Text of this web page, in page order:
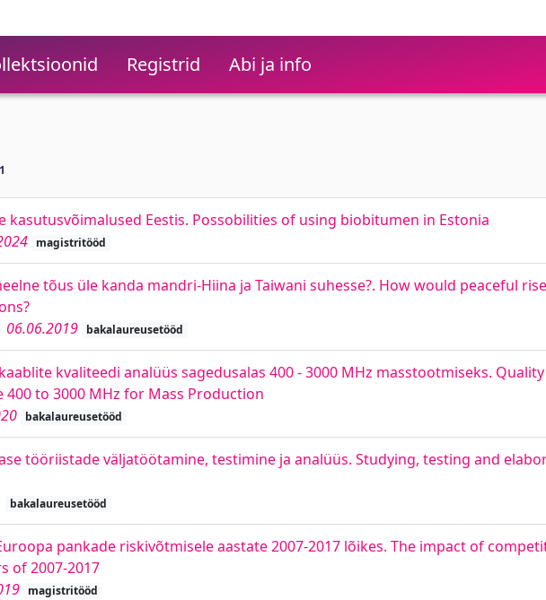
Registrid Abi ja info
kasutusvõimalused Eestis. Possobilities of using biobitumen in Estonia
magistritööd
tõus üle kanda mandri-Hiina ja Taiwani suhesse?. How would peaceful
06.06.2019 bakalaureusetööd
kvaliteedi analüüs sagedusalas 400 - 3000 MHz masstootmiseks.
400 to 3000 MHz for Mass Production
bakalaureusetööd
tööriistade väljatöötamine, testimine ja analüüs. Studying, testing and
bakalaureusetööd
pankade riskivõtmisele aastate 2007‐2017 lõikes. The impact of
of 2007-­2017
magistritööd